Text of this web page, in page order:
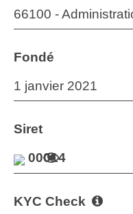
66100 -
Fondé
1 janvier 2021
Siret
00014
KYC Check